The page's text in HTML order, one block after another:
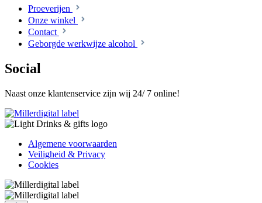
Proeverijen
Onze winkel
Contact
Geborgde werkwijze alcohol
Social
Naast onze klantenservice zijn wij 24/ 7 online!
Algemene voorwaarden
Veiligheid & Privacy
Cookies